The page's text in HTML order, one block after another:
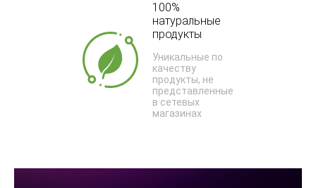
100%
натуральные
продукты
Уникальные по
качеству
продукты, не
представленные
в сетевых
магазинах